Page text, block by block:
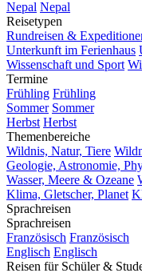
Nepal Nepal
Reisetypen
Rundreisen &
Unterkunft im Ferienhaus
Wissenschaft und Sport
Termine
Frühling Frühling
Sommer Sommer
Herbst Herbst
Themenbereiche
Wildnis, Natur, Tiere
Geologie, Astronomie,
Wasser, Meere & Ozeane
Klima, Gletscher, Planet
Sprachreisen
Sprachreisen
Französisch Französisch
Englisch Englisch
Reisen für Schüler &